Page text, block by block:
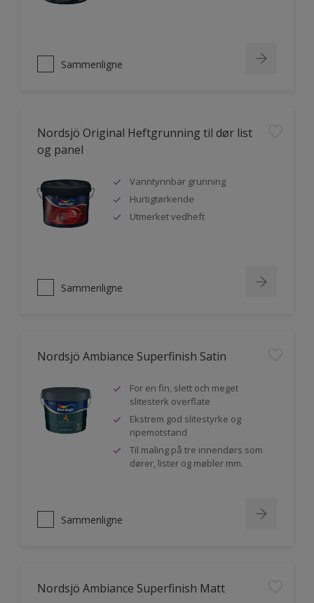
Sammenligne
Nordsjö Original Heftgrunning til dør list
og panel
Vanntynnbar grunning
Hurtigtørkende
Utmerket vedheft
Sammenligne
Nordsjö Ambiance Superfinish Satin
For en fin, slett och meget
slitesterk overflate
Ekstrem god slitestyrke og
ripemotstand
Til maling på tre innendørs som
dører, lister og møbler mm.
Sammenligne
Nordsjö Ambiance Superfinish Matt